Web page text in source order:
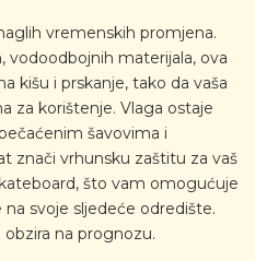
vremenskih promjena.
vodoodbojnih materijala, ova
kišu i prskanje, tako da vaša
za korištenje. Vlaga ostaje
šavovima i
znači vrhunsku zaštitu za vaš
što vam omogućuje
svoje sljedeće odredište.
na prognozu.